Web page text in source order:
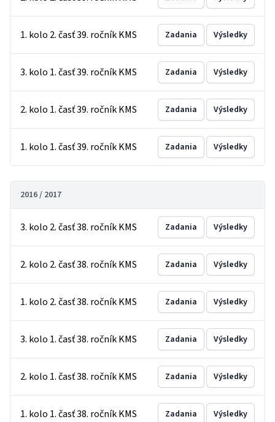
1. kolo 2. časť 39. ročník KMS Zadania Výsledky
3. kolo 1. časť 39. ročník KMS Zadania Výsledky
2. kolo 1. časť 39. ročník KMS Zadania Výsledky
1. kolo 1. časť 39. ročník KMS Zadania Výsledky
2016 / 2017
3. kolo 2. časť 38. ročník KMS Zadania Výsledky
2. kolo 2. časť 38. ročník KMS Zadania Výsledky
1. kolo 2. časť 38. ročník KMS Zadania Výsledky
3. kolo 1. časť 38. ročník KMS Zadania Výsledky
2. kolo 1. časť 38. ročník KMS Zadania Výsledky
1. kolo 1. časť 38. ročník KMS Zadania Výsledky